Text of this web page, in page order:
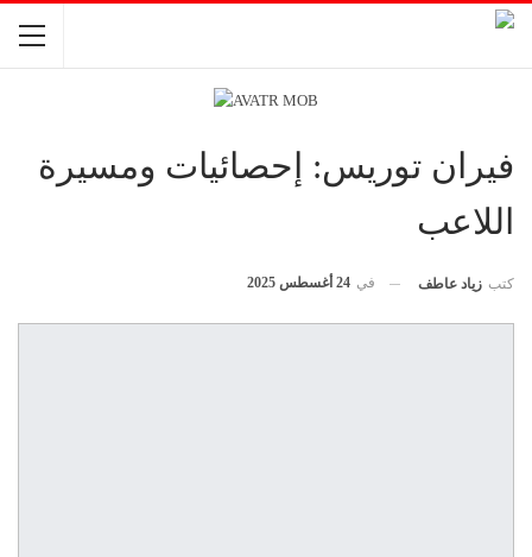
فيران توريس: إحصائيات ومسيرة
اللاعب
كتب زياد عاطف في 24 أغسطس 2025